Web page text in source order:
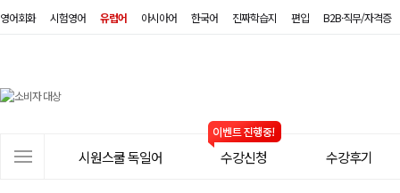
영어회화 시험영어 유럽어 아시아어 한국어 진짜학습지 편입 B2B·직무/자격증
시원스쿨 독일어 수강신청 수강후기